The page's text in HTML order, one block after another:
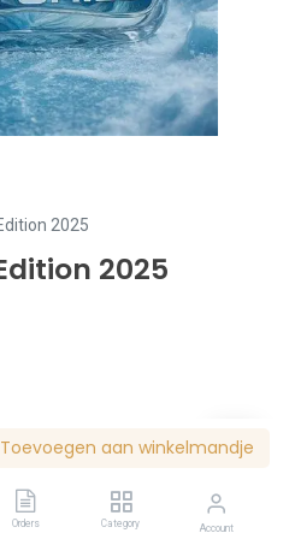
aan winkelmandje
Orders Category Account
2025
2025
nu